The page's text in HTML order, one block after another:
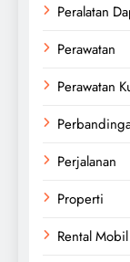
Peralatan
Perawatan
Perawatan
Perjalanan
Properti
Rental Mobil